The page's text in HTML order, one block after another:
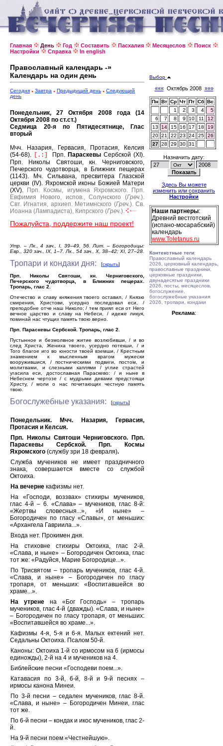
Главная День Год Составить Пасхалия Месяцеслов
Поиск
Настройки
Справка In english
Православный календарь -»
Календарь на один день
Сегодня Завтра Предыдущий день
Следующий
день
Понедельник, 27 Октября 2008 года (14
Октября 2008 по ст.ст.)
Седмица 20-я по Пятидесятнице, Глас
вторый
Мчч. Назария, Гервасия, Протасия, Келсия
(54-68).
[.:] Прп. Параскевы Сербской (XI).
Прп. Николы Святоши, кн. Черниговского,
Печерского чудотворца, в Ближних пещерах
(1143).
Мч. Сильвана, пресвитера Глазской
церкви (IV). Яхромской иконы Божией Матери
(XV).
Прп. Космы, игумена Яхромского.
Прп.
Евфимия Нового, испов., Солунского (Греч.).
Свт. Игнатия, архиеп. Метимнского (Греч.). Св.
Иоанна (Лампадиста), Кипрского (Греч.).
Пожалуйста, поддержите наш проект!
Утр. – Лк., 4 зач., I, 39–49, 56. Лит. – Богородицы:
Евр., 320 зач., IX, 1–7. Лк., 54 зач., X, 38–42; XI, 27–28.
Тропари и кондаки дня: [скрыть]
Прп. Николы Святоши, кн. Черниговского,
Печерского чудотворца, в Ближних пещерах.
Тропарь, глас 2.
Отечество и славу княжения твоего оставил, / Князю
смирения, Христови, усердно последовал еси, /
преподобне отче наш Николо; / тем приял еси от Него
вечное царство и славу на Небеси, / идеже ликуя,
поминай нас чтущих память твою верно.
Прп. Параскевы Сербской. Тропарь, глас 2.
Пустынное и безмолвное житие возлюбивши, / и во
след Христа, Жениха твоего, усердно потекши, / и
Того благое иго во юности твоей вземши, / Крестным
знамением к мысленным врагом мужески
вооружившися, / постническими подвиги, постом, и
молитвами, и слезными каплями / углие страстей
угасила еси, достославная Параскево: / и ныне в
Небеснем чертозе / с мудрыми девами предстоящи
Христу, / моли о нас почитающих честную память
твою.
Богослужебные указания: [скрыть]
Понедельник. Мчч. Назария, Гервасия,
Протасия и Келсия.
Прп. Николы Святоши Черниговского. Прп.
Параскевы Сербской. Прп. Космы
Яхромского (службу зри 18 февраля).
Служба мучеников не имеет праздничного
знака, совершается вместе со службой
Октоиха.
На вечерне кафизмы нет.
На «Господи, воззвах» стихиры мучеников,
глас 4-й – 6. «Слава» – мучеников, глас 8-й:
«Жертвы словесныя...», «И ныне» –
Богородичен по гласу «Славы», от меньших:
«Архангела Гавриила...».
Входа нет. Прокимен дня.
На стиховне стихиры Октоиха, глас 2-й.
«Слава, и ныне» – Богородичен Октоиха, глас
тот же: «Радуйся, Марие Богородице...».
По Трисвятом – тропарь мучеников, глас 4-й.
«Слава, и ныне» – Богородичен по гласу
тропаря, от меньших: «Воспитавшейся во
храме...».
На утренена «Бог Господь» – тропарь
мучеников, глас 4-й (дважды). «Слава, и ныне»
– Богородичен по гласу тропаря, от меньших:
«Воспитавшейся во храме...».
Кафизмы 4-я, 5-я и 6-я. Малых ектений нет.
Седальны Октоиха. Псалом 50-й.
Каноны: Октоиха 1-й со ирмосом на 6 (ирмосы
единожды), 2-й на 4 и мучеников на 4.
Библейские песни «Господеви поем...».
Катавасия по 3-й, 6-й, 8-й и 9-й песнях –
ирмосы канона Минеи.
По 3-й песни – седален мучеников, глас 8-й.
«Слава, и ныне» – Богородичен Минеи, глас
тот же.
По 6-й песни – кондак и икос мучеников, глас 2-
й.
На 9-й песни поем «Честнейшую».
Выбор
«««Октябрь 2008 »»»
Пн Вт Ср Чт Пт Сб Вс
1
2 3 4
5
6
7 8 9 10 11
12
13
14 15 16 17 18
19
20 21 22 23 24 25
26
27 28 29 30 31
Назначить дату:
Здесь Вы можете
изменить или сохранить
Настройки
Наши партнеры:
Древний вестготский
(испано-мосарабский)
календарь
www.Toletanus.ru
Контекстные теги:
Православный календарь
2026, церковный календарь,
православные праздники,
церковные праздники,
двунадесятые праздники
2026, посты, месяцеслов,
богослужение,
богослужебные указания
2026, тропари, кондаки
Реклама: